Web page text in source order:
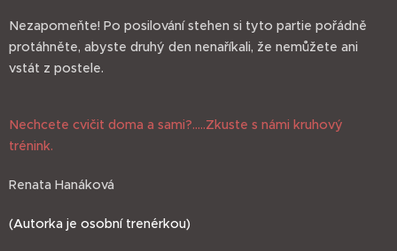
Nezapomeňte! Po posilování stehen si tyto partie pořádně
protáhněte, abyste druhý den nenaříkali, že nemůžete ani
vstát z postele.
Nechcete cvičit doma a sami?.....Zkuste s námi kruhový
trénink.
Renata Hanáková
(Autorka je osobní trenérkou)